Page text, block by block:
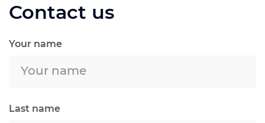
Contact us
Your name
Last name